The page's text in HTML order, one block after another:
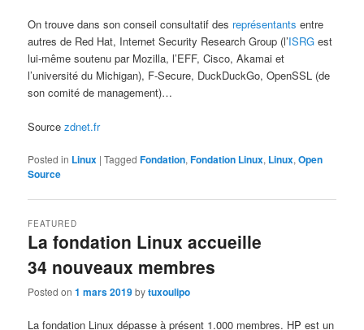
On trouve dans son conseil consultatif des représentants entre
autres de Red Hat, Internet Security Research Group (l’ISRG est
lui-même soutenu par Mozilla, l’EFF, Cisco, Akamai et
l’université du Michigan), F-Secure, DuckDuckGo, OpenSSL (de
son comité de management)…
Sourcezdnet.fr
Posted in Linux |Tagged Fondation,Fondation Linux, Linux,Open
Source
La fondation Linux accueille
34 nouveaux membres
FEATURED
Posted on1 mars 2019bytuxoulipo
La fondation Linux dépasse à présent 1.000 membres. HP est un